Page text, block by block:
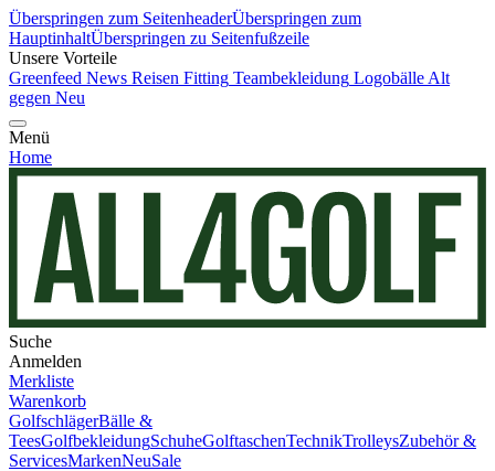
Überspringen zum SeitenheaderÜberspringen zum
HauptinhaltÜberspringen zu Seitenfußzeile
Unsere Vorteile
Greenfeed News Reisen Fitting Teambekleidung Logobälle Alt
gegen Neu
Menü
Home
Suche
Anmelden
Merkliste
Warenkorb
GolfschlägerBälle &
TeesGolfbekleidungSchuheGolftaschenTechnikTrolleysZubehör &
ServicesMarkenNeuSale